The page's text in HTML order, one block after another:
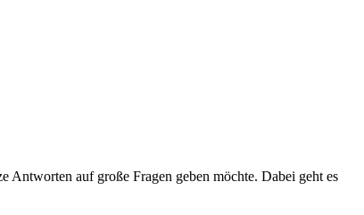
Antworten auf große Fragen geben möchte. Dabei geht es